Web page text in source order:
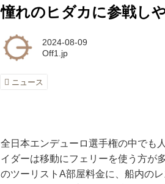
憧れのヒダカに参戦し
2024-08-09
Off1.jp
ニュース
全日本エンデューロ選手権の中でも
イダーは移動にフェリーを使う方が
のツーリストA部屋料金に、船内の